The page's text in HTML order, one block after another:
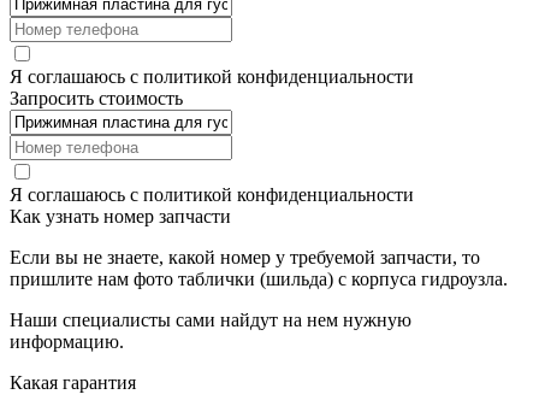
Я соглашаюсь с политикой конфиденциальности
Запросить стоимость
Я соглашаюсь с политикой конфиденциальности
Как узнать номер запчасти
Если вы не знаете, какой номер у требуемой запчасти, то
пришлите нам фото таблички (шильда) с корпуса гидроузла.
Наши специалисты сами найдут на нем нужную
информацию.
Какая гарантия